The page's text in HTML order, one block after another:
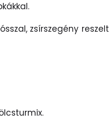
zsírszegény reszelt